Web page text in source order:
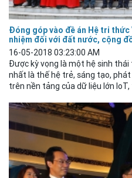
Đóng góp vào đề án Hệ tri
nhiệm đối với đất nước, cộng
16-05-2018 03:23:00 AM
Được kỳ vọng là một hệ sinh
nhất là thế hệ trẻ, sáng tạo,
trên nền tảng của dữ liệu lớn